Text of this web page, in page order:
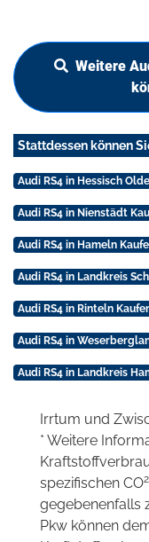
Weitere
Stattdessen können
Audi RS4 in Hessisch
Audi RS4 in Nienstädt
Audi RS4 in Hameln
Audi RS4 in Landkreis
Audi RS4 in Rinteln
Audi RS4 in
Audi RS4 in Landkreis
Irrtum und
* Weitere
spezifischen CO2
gegebenenfalls
Pkw können